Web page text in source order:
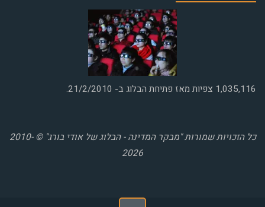
1,035,116 צפיות מאז פתיחת הבלוג ב- 21/2/2010.
כל הזכויות שמורות "מבקר המדינה - הבלוג של אודי בורג" © 2010-
2026